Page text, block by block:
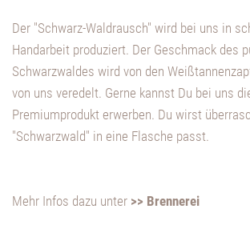
Der "Schwarz-Waldrausch" wird bei uns in
Handarbeit produziert. Der Geschmack des
Schwarzwaldes wird von den
von uns veredelt. Gerne kannst Du bei uns
Premiumprodukt erwerben. Du wirst
"Schwarzwald" in eine Flasche passt.
Mehr Infos dazu unter >> Brennerei